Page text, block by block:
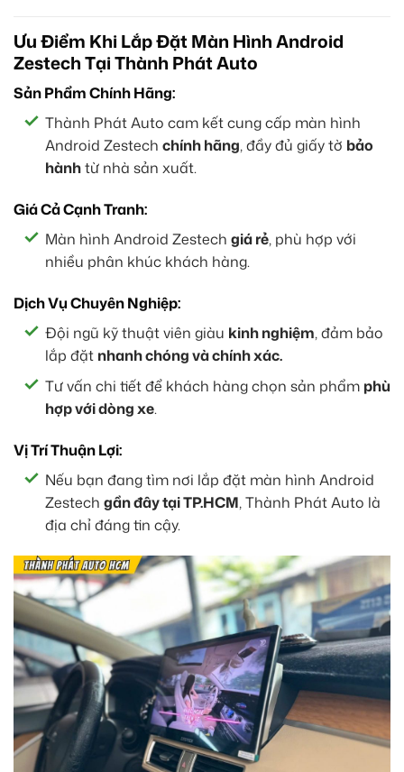
Ưu Điểm Khi Lắp Đặt Màn Hình Android
Zestech Tại Thành Phát Auto
Sản Phẩm Chính Hãng:
Thành Phát Auto cam kết cung cấp màn hình
Android Zestech chính hãng, đầy đủ giấy tờ bảo
hànhtừ nhà sản xuất.
Giá Cả Cạnh Tranh:
Màn hình Android Zestech giá rẻ, phù hợp với
nhiều phân khúc khách hàng.
Dịch Vụ Chuyên Nghiệp:
Đội ngũ kỹ thuật viên giàu kinh nghiệm, đảm bảo
lắp đặt nhanh chóng và chính xác.
Tư vấn chi tiết để khách hàng chọn sản phẩm phù
hợp với dòng xe.
Vị Trí Thuận Lợi:
Nếu bạn đang tìm nơi lắp đặt màn hình Android
Zestech gần đây tại TP.HCM, Thành Phát Auto là
địa chỉ đáng tin cậy.